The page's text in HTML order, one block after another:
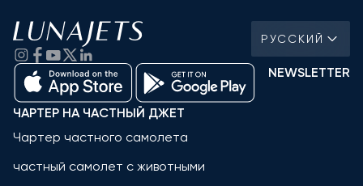
РУССКИЙ
NEWSLETTER
ЧАРТЕР НА ЧАСТНЫЙ ДЖЕТ
Чартер частного самолета
частный самолет с животными